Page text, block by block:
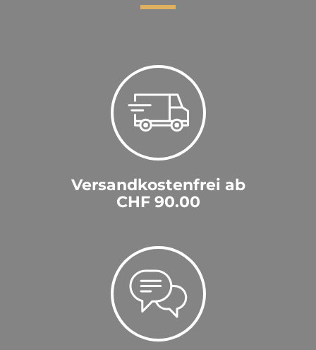
Versandkostenfrei ab
CHF 90.00